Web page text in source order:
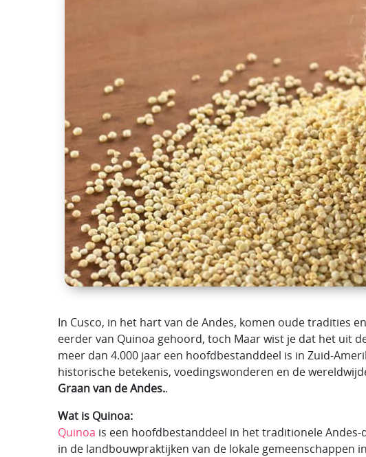
In Cusco, in het hart van de Andes, komen oude tradities
eerder van Quinoa gehoord, toch Maar wist je dat het uit
meer dan 4.000 jaar een hoofdbestanddeel is in Zuid-
historische betekenis, voedingswonderen en de
Graan van de Andes..
Wat is Quinoa:
Quinoa is een hoofdbestanddeel in het traditionele
in de landbouwpraktijken van de lokale gemeenschappen